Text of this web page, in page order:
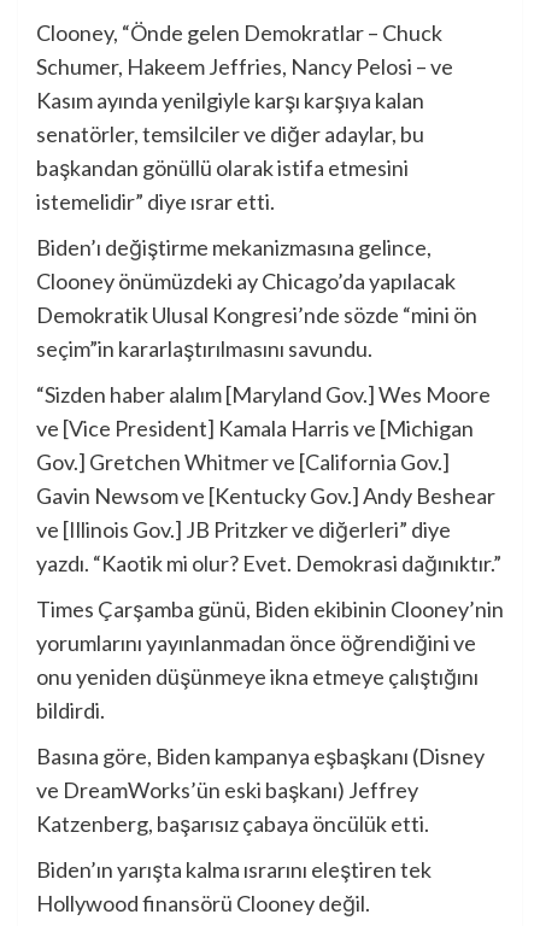
Clooney, “Önde gelen Demokratlar – Chuck
Schumer, Hakeem Jeffries, Nancy Pelosi – ve
Kasım ayında yenilgiyle karşı karşıya kalan
senatörler, temsilciler ve diğer adaylar, bu
başkandan gönüllü olarak istifa etmesini
istemelidir” diye ısrar etti.
Biden’ı değiştirme mekanizmasına gelince,
Clooney önümüzdeki ay Chicago’da yapılacak
Demokratik Ulusal Kongresi’nde sözde “mini ön
seçim”in kararlaştırılmasını savundu.
“Sizden haber alalım [Maryland Gov.] Wes Moore
ve [Vice President] Kamala Harris ve [Michigan
Gov.] Gretchen Whitmer ve [California Gov.]
Gavin Newsom ve [Kentucky Gov.] Andy Beshear
ve [Illinois Gov.] JB Pritzker ve diğerleri” diye
yazdı. “Kaotik mi olur? Evet. Demokrasi dağınıktır.”
Times Çarşamba günü, Biden ekibinin Clooney’nin
yorumlarını yayınlanmadan önce öğrendiğini ve
onu yeniden düşünmeye ikna etmeye çalıştığını
bildirdi.
Basına göre, Biden kampanya eşbaşkanı (Disney
ve DreamWorks’ün eski başkanı) Jeffrey
Katzenberg, başarısız çabaya öncülük etti.
Biden’ın yarışta kalma ısrarını eleştiren tek
Hollywood finansörü Clooney değil.